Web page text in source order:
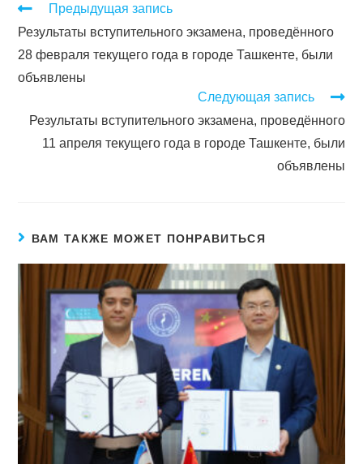
Предыдущая запись
Результаты вступительного экзамена, проведённого
28 февраля текущего года в городе Ташкентe, были
объявлены
Следующая запись
Результаты вступительного экзамена, проведённого
11 апреля текущего года в городе Ташкентe, были
объявлены
ВАМ ТАКЖЕ МОЖЕТ ПОНРАВИТЬСЯ